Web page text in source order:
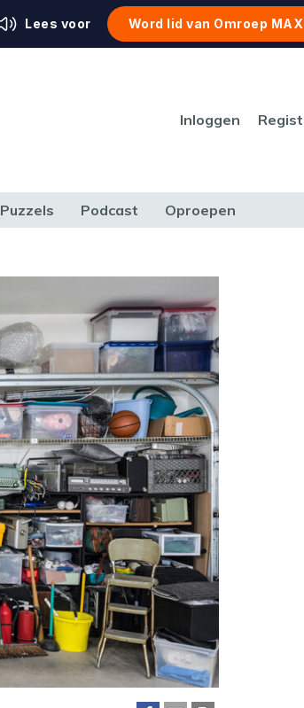
Lees voor Word lid van Omroep MAX
Inloggen
Puzzels Podcast Oproepen